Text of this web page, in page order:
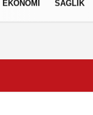
EKONOMİ SAĞLIK